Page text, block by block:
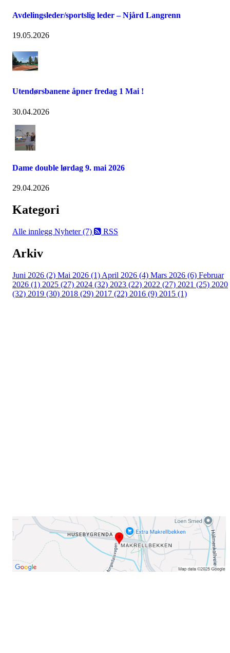
Avdelingsleder/sportslig leder – Njård Langrenn
19.05.2026
Utendørsbanene åpner fredag 1 Mai !
30.04.2026
Dame double lørdag 9. mai 2026
29.04.2026
Kategori
Alle innlegg Nyheter (7) RSS
Arkiv
Juni 2026 (2) Mai 2026 (1) April 2026 (4) Mars 2026 (6) Februar
2026 (1) 2025 (27) 2024 (32) 2023 (22) 2022 (27) 2021 (25) 2020
(32) 2019 (30) 2018 (29) 2017 (22) 2016 (9) 2015 (1)